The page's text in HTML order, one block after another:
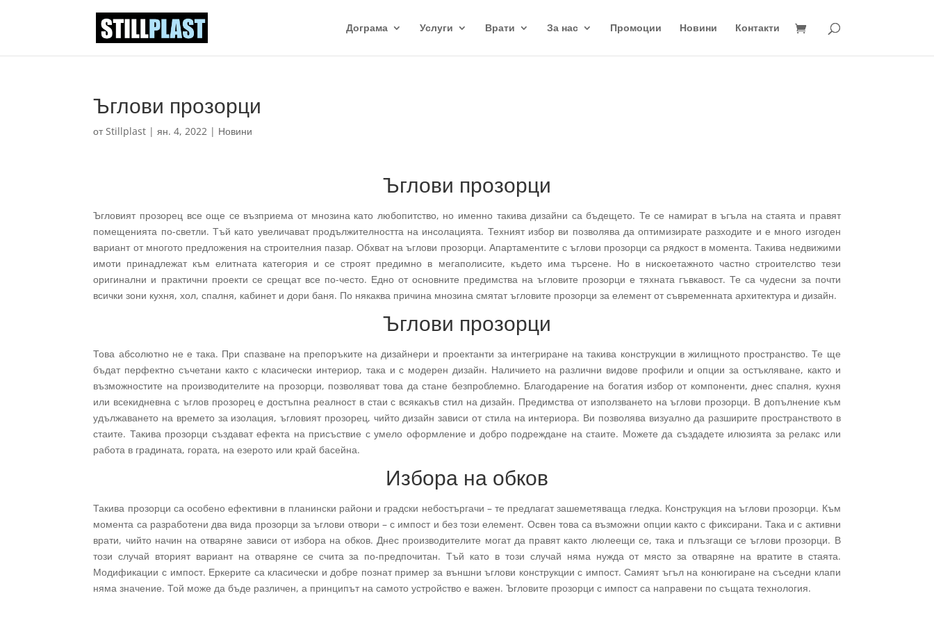
Дограма Услуги Врати За нас Промоции Новини Контакти
Ъглови прозорци
отStillplast |ян. 4, 2022 | Новини
Ъглови прозорци
Ъгловият прозорец все още се възприема от мнозина като любопитство, но именно такива дизайни са бъдещето. Те се намират в ъгъла на стаята и правят
помещенията по-светли. Тъй като увеличават продължителността на инсолацията. Техният избор ви позволява да оптимизирате разходите и е много изгоден
вариант от многото предложения на строителния пазар. Обхват на ъглови прозорци. Апартаментите с ъглови прозорци са рядкост в момента. Такива недвижими
имоти принадлежат към елитната категория и се строят предимно в мегаполисите, където има търсене. Но в нискоетажното частно строителство тези
оригинални и практични проекти се срещат все по-често. Едно от основните предимства на ъгловите прозорци е тяхната гъвкавост. Те са чудесни за почти
всички зони кухня, хол, спалня, кабинет и дори баня. По някаква причина мнозина смятат ъгловите прозорци за елемент от съвременната архитектура и дизайн.
Ъглови прозорци
Това абсолютно не е така. При спазване на препоръките на дизайнери и проектанти за интегриране на такива конструкции в жилищното пространство. Те ще
бъдат перфектно съчетани както с класически интериор, така и с модерен дизайн. Наличието на различни видове профили и опции за остъкляване, както и
възможностите на производителите на прозорци, позволяват това да стане безпроблемно. Благодарение на богатия избор от компоненти, днес спалня, кухня
или всекидневна с ъглов прозорец е достъпна реалност в стаи с всякакъв стил на дизайн. Предимства от използването на ъглови прозорци. В допълнение към
удължаването на времето за изолация, ъгловият прозорец, чийто дизайн зависи от стила на интериора. Ви позволява визуално да разширите пространството в
стаите. Такива прозорци създават ефекта на присъствие с умело оформление и добро подреждане на стаите. Можете да създадете илюзията за релакс или
работа в градината, гората, на езерото или край басейна.
Избора на обков
Такива прозорци са особено ефективни в планински райони и градски небостъргачи – те предлагат зашеметяваща гледка. Конструкция на ъглови прозорци. Към
момента са разработени два вида прозорци за ъглови отвори – с импост и без този елемент. Освен това са възможни опции както с фиксирани. Така и с активни
врати, чийто начин на отваряне зависи от избора на обков. Днес производителите могат да правят както люлеещи се, така и плъзгащи се ъглови прозорци. В
този случай вторият вариант на отваряне се счита за по-предпочитан. Тъй като в този случай няма нужда от място за отваряне на вратите в стаята.
Модификации с импост. Еркерите са класически и добре познат пример за външни ъглови конструкции с импост. Самият ъгъл на конюгиране на съседни клапи
няма значение. Той може да бъде различен, а принципът на самото устройство е важен. Ъгловите прозорци с импост са направени по същата технология.